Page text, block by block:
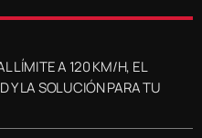
LÍMITE A 120 KM/H, EL
Y LA SOLUCIÓN PARA TU